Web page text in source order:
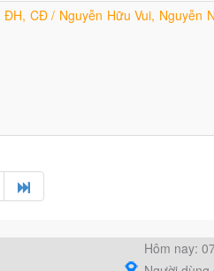
CĐ / Nguyễn Hữu Vui, Nguyễn
Hôm nay: